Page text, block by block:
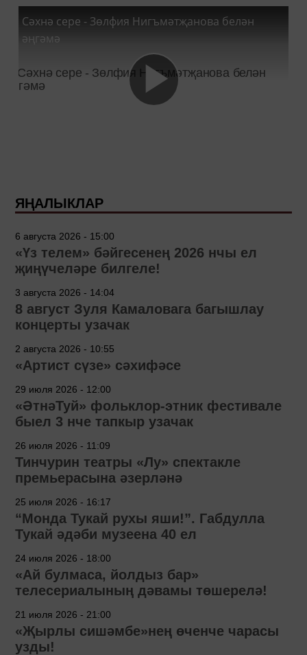
Сәхнә сере - Зөлфия Нигъмәтҗанова белән
әңгәмә
ЯҢАЛЫКЛАР
6 августа 2026 - 15:00
«Үз телем» бәйгесенең 2026 нчы ел
җиңүчеләре билгеле!
3 августа 2026 - 14:04
8 август Зуля Камаловага багышлау
концерты узачак
2 августа 2026 - 10:55
«Артист сүзе» сәхифәсе
29 июля 2026 - 12:00
«ӘтнәТуй» фольклор-этник фестивале
быел 3 нче тапкыр узачак
26 июля 2026 - 11:09
Тинчурин театры «Лу» спектакле
премьерасына әзерләнә
25 июля 2026 - 16:17
“Монда Тукай рухы яши!”. Габдулла
Тукай әдәби музеена 40 ел
24 июля 2026 - 18:00
«Ай булмаса, йолдыз бар»
телесериалының дәвамы төшерелә!
21 июля 2026 - 21:00
«Җырлы сишәмбе»нең өченче чарасы
узды!